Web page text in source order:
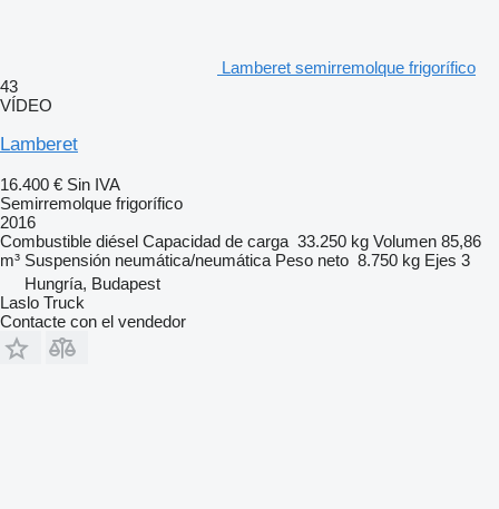
Lamberet semirremolque frigorífico
43
VÍDEO
Lamberet
16.400 € Sin IVA
Semirremolque frigorífico
2016
Combustible diésel Capacidad de carga 33.250 kg Volumen 85,86
m³ Suspensión neumática/neumática Peso neto 8.750 kg Ejes 3
Hungría, Budapest
Laslo Truck
Contacte con el vendedor